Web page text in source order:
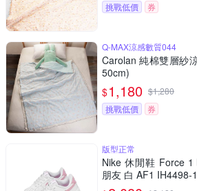
挑戰低價
券
Q-MAX涼感數質044
Carolan 純棉雙層紗
50cm)
$1,180 $1,280
挑戰低價
券
版型正常
Nike 休閒鞋 Force
朋友 白 AF1 IH4498-